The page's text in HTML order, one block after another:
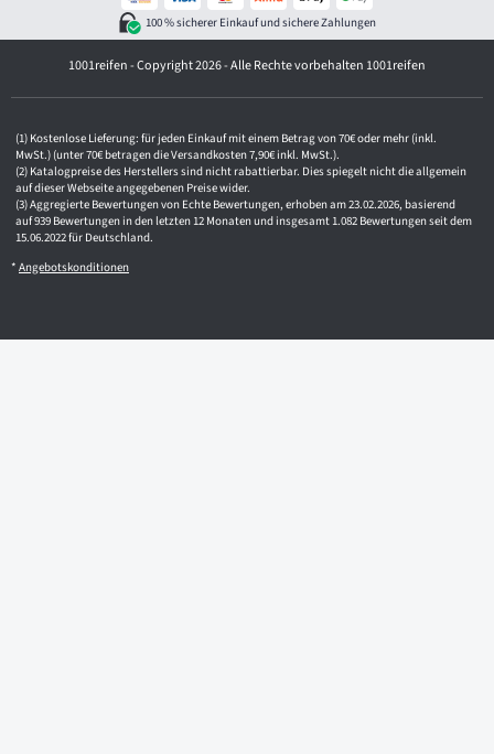
e
100 % sicherer Einkauf und sichere Zahlungen
1001reifen - Copyright 2026 - Alle Rechte vorbehalten 1001reifen
Kostenlose Lieferung: für jeden Einkauf mit einem Betrag von 70€ oder mehr (inkl.
MwSt.) (unter 70€ betragen die Versandkosten 7,90€ inkl. MwSt.).
Katalogpreise des Herstellers sind nicht rabattierbar. Dies spiegelt nicht die allgemein
auf dieser Webseite angegebenen Preise wider.
Aggregierte Bewertungen von Echte Bewertungen, erhoben am 23.02.2026, basierend
auf 939 Bewertungen in den letzten 12 Monaten und insgesamt 1.082 Bewertungen seit dem
15.06.2022 für Deutschland.
* Angebotskonditionen